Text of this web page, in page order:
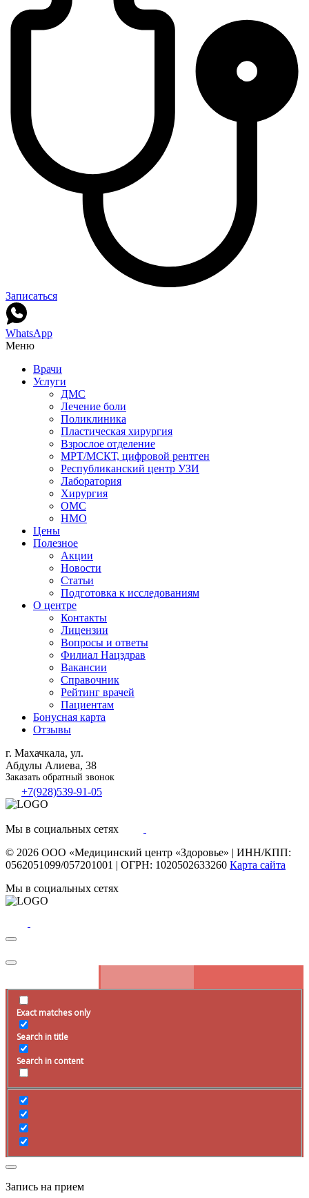
Записаться
WhatsApp
Меню
Врачи
Услуги
ДМС
Лечение боли
Поликлиника
Пластическая хирургия
Взрослое отделение
МРТ/МСКТ, цифровой рентген
Республиканский центр УЗИ
Лаборатория
Хирургия
ОМС
НМО
Цены
Полезное
Акции
Новости
Статьи
Подготовка к исследованиям
О центре
Контакты
Лицензии
Вопросы и ответы
Филиал Нацздрав
Вакансии
Справочник
Рейтинг врачей
Пациентам
Бонусная карта
Отзывы
г. Махачкала, ул.
Абдулы Алиева, 38
Заказать обратный звонок
+7(928)539-91-05
Мы в социальных сетях
© 2026 ООО «Медицинский центр «Здоровье» | ИНН/КПП:
0562051099/057201001 | ОГРН: 1020502633260 Карта сайта
Мы в социальных сетях
Exact matches only
Search in title
Search in content
Запись на прием